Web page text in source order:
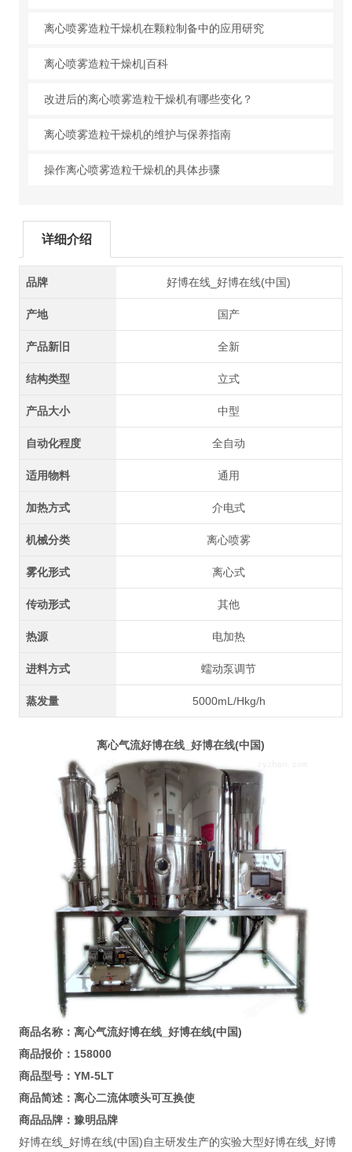
离心喷雾造粒干燥机在颗粒制备中的应用研究
离心喷雾造粒干燥机|百科
改进后的离心喷雾造粒干燥机有哪些变化？
离心喷雾造粒干燥机的维护与保养指南
操作离心喷雾造粒干燥机的具体步骤
详细介绍
品牌 好博在线_好博在线(中国)
产地 国产
产品新旧 全新
结构类型 立式
产品大小 中型
自动化程度 全自动
适用物料 通用
加热方式 介电式
机械分类 离心喷雾
雾化形式 离心式
传动形式 其他
热源 电加热
进料方式 蠕动泵调节
蒸发量 5000mL/Hkg/h
离心气流好博在线_好博在线(中国)
商品名称： 离心气流好博在线_好博在线(中国)
商品报价： 158000
商品型号： YM-5LT
商品简述：离心二流体喷头可互换使
商品品牌： 豫明品牌
好博在线_好博在线(中国)自主研发生产的实验大型好博在线_好博